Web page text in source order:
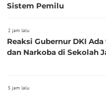
Sistem Pemilu
2 jam lalu
Reaksi Gubernur DKI Ada 995 Senjata
dan Narkoba di Sekolah
5 jam lalu